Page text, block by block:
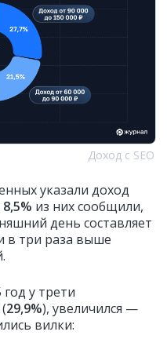
Доход с SEO
указали доход
8,5% из них сообщили,
день составляет
в три раза выше
у трети
29,9%), увеличился —
вилки: